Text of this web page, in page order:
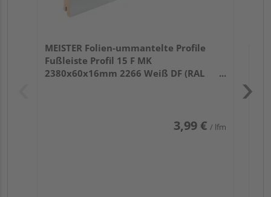
MEISTER Folien-ummantelte Profile
Fußleiste Profil 15 F MK
2380x60x16mm 2266 Weiß DF (RAL
3,99 € / lfm